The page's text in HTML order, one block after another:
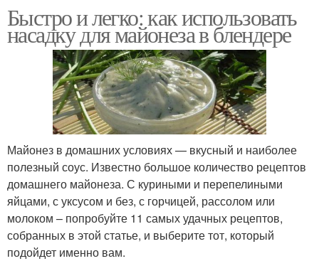
Быстро и легко: как использовать
насадку для майонеза в блендере
Майонез в домашних условиях — вкусный и наиболее
полезный соус. Известно большое количество рецептов
домашнего майонеза. С куриными и перепелиными
яйцами, с уксусом и без, с горчицей, рассолом или
молоком – попробуйте 11 самых удачных рецептов,
собранных в этой статье, и выберите тот, который
подойдет именно вам.